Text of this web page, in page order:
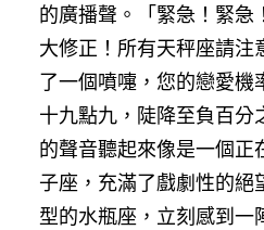
的廣播聲。「緊急！緊急
大修正！所有天秤座請注
了一個噴嚏，您的戀愛機
十九點九，陡降至負百分
的聲音聽起來像是一個正
子座，充滿了戲劇性的絕
型的水瓶座，立刻感到一